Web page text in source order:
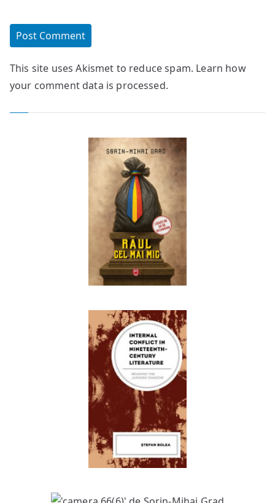
This site uses Akismet to reduce spam. Learn how
your comment data is processed.